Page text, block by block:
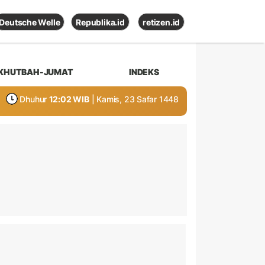
Deutsche Welle Republika.id retizen.id
JUMAT INDEKS
Dhuhur 12:02 WIB | Kamis, 23 Safar 1448